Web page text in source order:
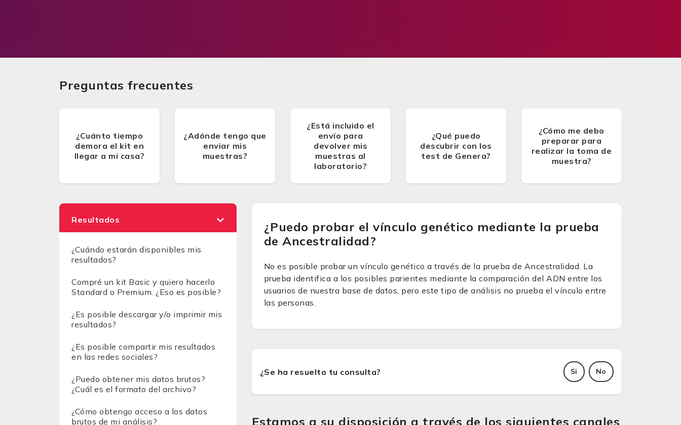
Preguntas frecuentes
¿Cuánto tiempo
demora el kit en
llegar a mi casa?
¿Adónde tengo que
enviar mis
muestras?
¿Está incluido el
envío para
devolver mis
muestras al
laboratorio?
¿Qué puedo
descubrir con los
test de Genera?
¿Cómo me debo
preparar para
realizar la toma de
muestra?
Resultados
¿Cuándo estarán disponibles mis
resultados?
Compré un kit Basic y quiero hacerlo
Standard o Premium. ¿Eso es posible?
¿Es posible descargar y/o imprimir mis
resultados?
¿Es posible compartir mis resultados
en las redes sociales?
¿Puedo obtener mis datos brutos?
¿Cuál es el formato del archivo?
¿Cómo obtengo acceso a los datos
brutos de mi análisis?
¿Puedo probar el vínculo genético mediante la prueba
de Ancestralidad?
No es posible probar un vínculo genético a través de la prueba de Ancestralidad. La
prueba identifica a los posibles parientes mediante la comparación del ADN entre los
usuarios de nuestra base de datos, pero este tipo de análisis no prueba el vínculo entre
las personas.
Si No
Estamos a su disposición a través de los siguientes canales